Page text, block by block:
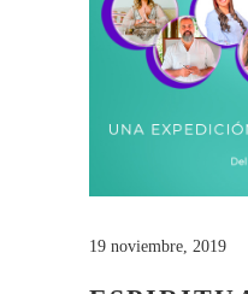
19 noviembre, 2019